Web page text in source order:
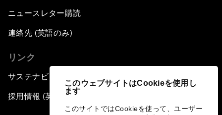
このウェブサイトはCookieを使用し
ます
このサイトではCookieを使って、ユーザー
ニュースレター購読
連絡先 (英語のみ)
リンク
サステナビリティへの取り組み
採用情報 (英語のみ)